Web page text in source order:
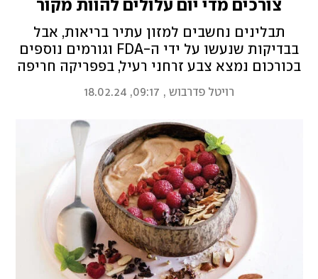
צורכים מדי יום עלולים להוות מקור
לזיהומים מסוכנים
תבלינים נחשבים למזון עתיר בריאות, אבל
בבדיקות שנעשו על ידי ה-FDA וגורמים נוספים
בכורכום נמצא צבע זרחני רעיל, בפפריקה חריפה
נמצאו רעלני עובש מסרטנים ובקינמון נמצאה
עופרת בכמות המסכנת התפתחות תקינה של
תינוקות וילדים. איך נזהרים?
רויטל פדרבוש,
09:17, 18.02.24